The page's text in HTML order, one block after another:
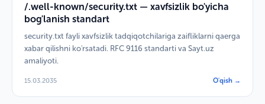
/.well-known/security.txt — xavfsizlik bo'yicha
bog'lanish standart
security.txt fayli xavfsizlik tadqiqotchilariga zaifliklarni qaerga
xabar qilishni ko'rsatadi. RFC 9116 standarti va Sayt.uz
amaliyoti.
15.03.2035 O'qish →